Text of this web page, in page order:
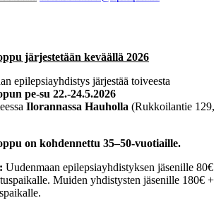
järjestetään keväällä 2026
epilepsiayhdistys järjestää toiveesta
pe-su 22.-24.5.2026
Ilorannassa Hauholla (Rukkoilantie 129,
on kohdennettu 35–50-vuotiaille.
Uudenmaan epilepsiayhdistyksen jäsenille 80€
Muiden yhdistysten jäsenille 180€ +